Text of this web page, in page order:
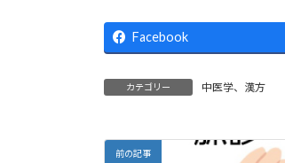
e
b
o
o
k
ai
l
e
l
Facebook
カテゴリー 中医学、漢方
前の記事